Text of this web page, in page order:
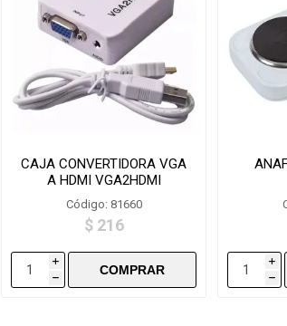
CAJA CONVERTIDORA VGA
A HDMI VGA2HDMI
Código: 81660
$ 216
i
h
i
h